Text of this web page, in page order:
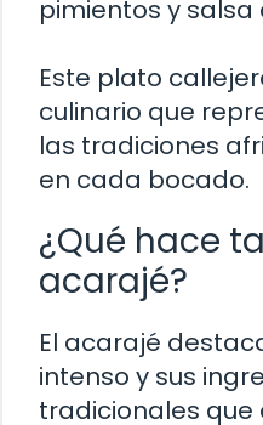
pimientos y
Este plato
culinario que
las tradiciones
en cada bocado.
¿Qué hace
acarajé?
El acarajé
intenso y sus
tradicionales que